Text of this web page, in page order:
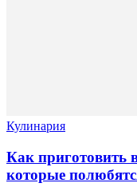
Кулинария
Как приготовить
которые